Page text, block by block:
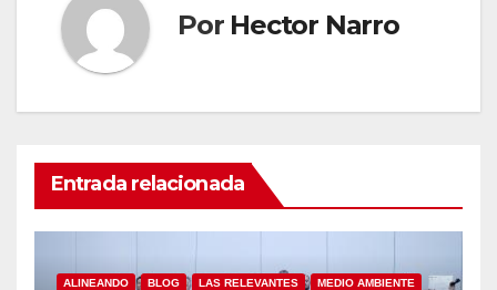
Por Hector Narro
Entrada relacionada
ALINEANDO BLOG LAS RELEVANTES MEDIO AMBIENTE